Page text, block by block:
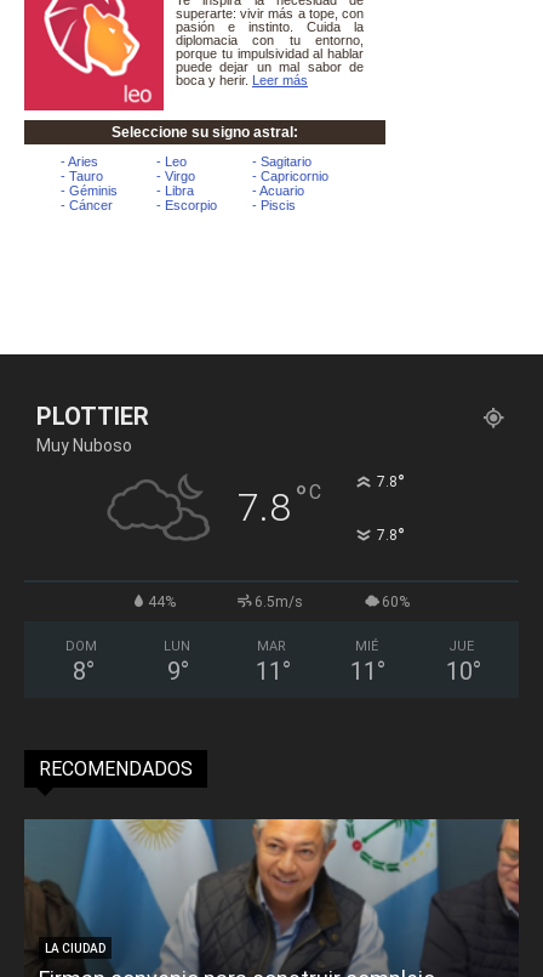
PLOTTIER
Muy Nuboso
7.8°C 7.8°
7.8°
44% 6.5m/s 60%
DOM
8°
LUN
9°
MAR
11 °
MIÉ
11 °
JUE
10°
RECOMENDADOS
LA CIUDAD